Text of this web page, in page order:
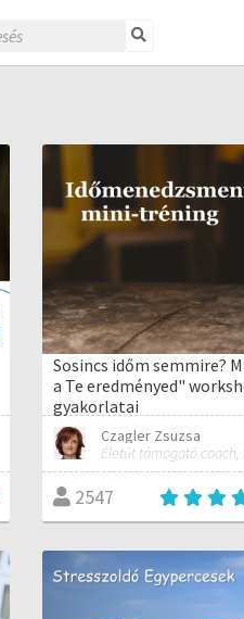
Sosincs időm semmire?
a Te eredményed"
gyakorlatai
Czagler Zsuzsa
Életút támogató
2547